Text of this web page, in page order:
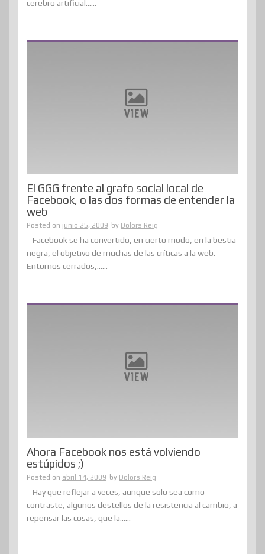
cerebro artificial......
El GGG frente al grafo social local de
Facebook, o las dos formas de entender la
web
Posted on junio 25, 2009 by Dolors Reig
Facebook se ha convertido, en cierto modo, en la bestia
negra, el objetivo de muchas de las críticas a la web.
Entornos cerrados,......
Ahora Facebook nos está volviendo
estúpidos ;)
Posted on abril 14, 2009 by Dolors Reig
Hay que reflejar a veces, aunque solo sea como
contraste, algunos destellos de la resistencia al cambio, a
repensar las cosas, que la......